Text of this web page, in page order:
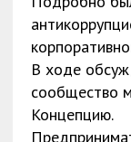
В ходе
сообщество
Концепцию.